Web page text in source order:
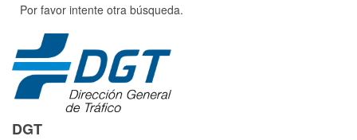
Por favor intente otra búsqueda.
DGT